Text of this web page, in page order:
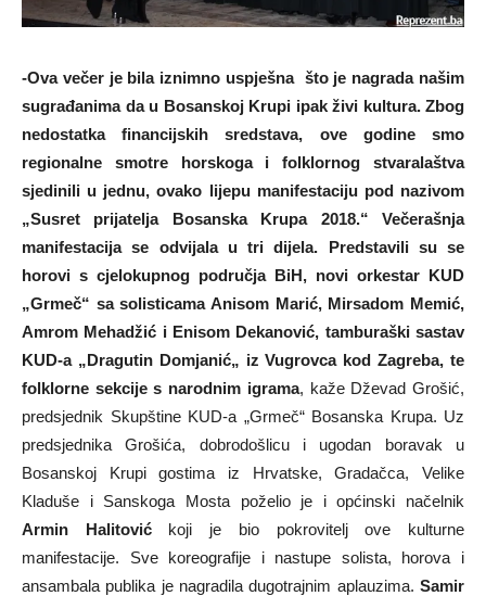
-Ova večer je bila iznimno uspješna što je nagrada našim
sugrađanima da u Bosanskoj Krupi ipak živi kultura. Zbog
nedostatka financijskih sredstava, ove godine smo
regionalne smotre horskoga i folklornog stvaralaštva
sjedinili u jednu, ovako lijepu manifestaciju pod nazivom
„Susret prijatelja Bosanska Krupa 2018.“ Večerašnja
manifestacija se odvijala u tri dijela. Predstavili su se
horovi s cjelokupnog područja BiH, novi orkestar KUD
„Grmeč“ sa solisticama Anisom Marić, Mirsadom Memić,
Amrom Mehadžić i Enisom Dekanović, tamburaški sastav
KUD-a „Dragutin Domjanić„ iz Vugrovca kod Zagreba, te
folklorne sekcije s narodnim igrama, kaže Dževad Grošić,
predsjednik Skupštine KUD-a „Grmeč“ Bosanska Krupa. Uz
predsjednika Grošića, dobrodošlicu i ugodan boravak u
Bosanskoj Krupi gostima iz Hrvatske, Gradačca, Velike
Kladuše i Sanskoga Mosta poželio je i općinski načelnik
Armin Halitovićkoji je bio pokrovitelj ove kulturne
manifestacije. Sve koreografije i nastupe solista, horova i
ansambala publika je nagradila dugotrajnim aplauzima. Samir